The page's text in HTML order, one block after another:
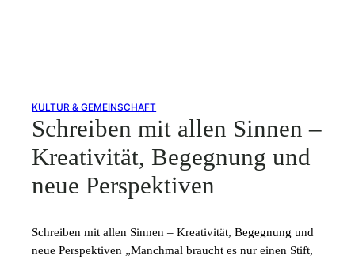
KULTUR & GEMEINSCHAFT
Schreiben mit allen Sinnen –
Kreativität, Begegnung und
neue Perspektiven
Schreiben mit allen Sinnen – Kreativität, Begegnung und
neue Perspektiven „Manchmal braucht es nur einen Stift,